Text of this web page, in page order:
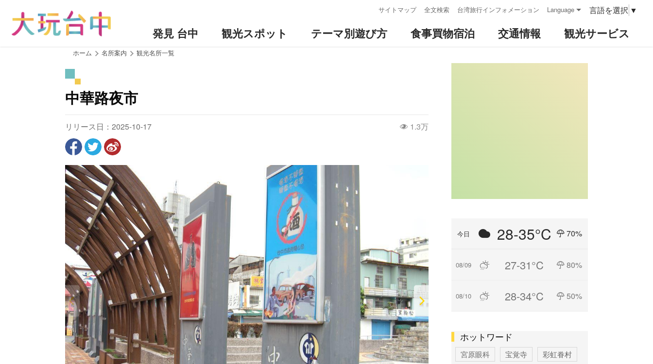
サイトマップ 全文検索 台湾旅行インフォメーション Language 言語を選択 ▼
発見 台中 観光スポット テーマ別遊び方 食事買物宿泊 交通情報 観光サービス
ホーム 名所案内 観光名所一覧
中華路夜市
リリース日：2025-10-17 1.3万
今日 28-35°C 70%
08/09 27-31°C 80%
08/10 28-34°C 50%
ホットワード
宮原眼科 宝覚寺
彩虹眷村